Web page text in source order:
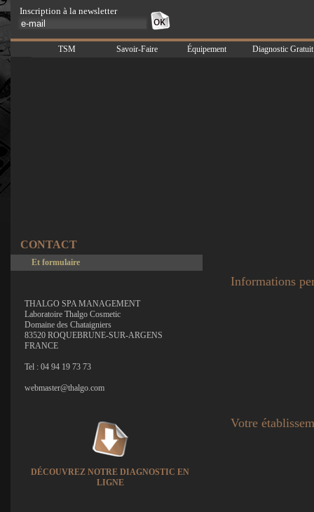
Inscription à la newsletter
TSM Savoir-Faire Équipement Diagnostic Gratuit
CONTACT
Et formulaire
THALGO SPA MANAGEMENT
Laboratoire Thalgo Cosmetic
Domaine des Chataigniers
83520 ROQUEBRUNE-SUR-ARGENS
FRANCE
Tel : 04 94 19 73 73
webmaster@thalgo.com
DÉCOUVREZ NOTRE DIAGNOSTIC EN
LIGNE
Informations
Votre